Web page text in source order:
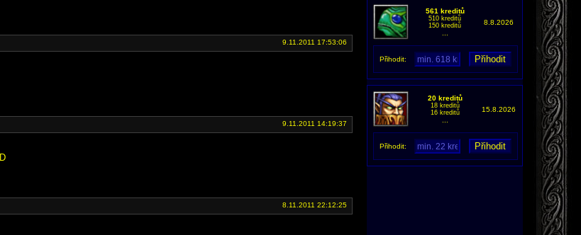
9.11.2011 17:53:06
9.11.2011 14:19:37
8.11.2011 22:12:25
561 kreditů
510 kreditů
150 kreditů
8.8.2026
Přihodit:
20 kreditů
18 kreditů
16 kreditů
15.8.2026
Přihodit: